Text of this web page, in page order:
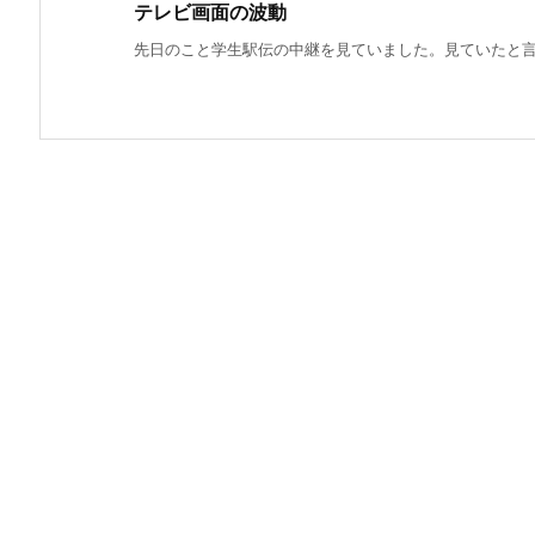
テレビ画面の波動
先日のこと学生駅伝の中継を見ていました。見ていたと